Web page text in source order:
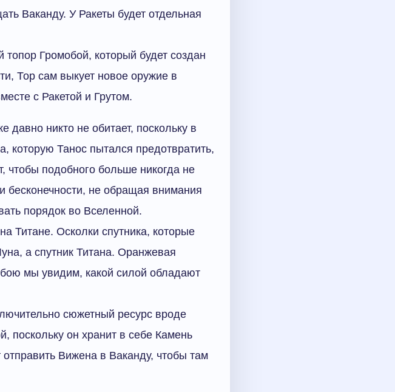
Ваканду. У Ракеты будет отдельная
Громобой, который будет создан
Тор сам выкует новое оружие в
с Ракетой и Грутом.
никто не обитает, поскольку в
которую Танос пытался предотвратить,
чтобы подобного больше никогда не
бесконечности, не обращая внимания
порядок во Вселенной.
Титане. Осколки спутника, которые
а спутник Титана. Оранжевая
мы увидим, какой силой обладают
сюжетный ресурс вроде
поскольку он хранит в себе Камень
Вижена в Ваканду, чтобы там